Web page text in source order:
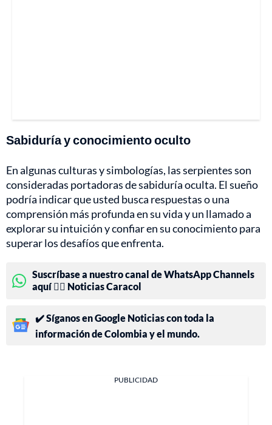
Sabiduría y conocimiento oculto
En algunas culturas y simbologías, las serpientes son
consideradas portadoras de sabiduría oculta. El sueño
podría indicar que usted busca respuestas o una
comprensión más profunda en su vida y un llamado a
explorar su intuición y confiar en su conocimiento para
superar los desafíos que enfrenta.
Suscríbase a nuestro canal de WhatsApp Channels
aquí 👉🏻 Noticias Caracol
✔️ Síganos en Google Noticias con toda la
información de Colombia y el mundo.
PUBLICIDAD